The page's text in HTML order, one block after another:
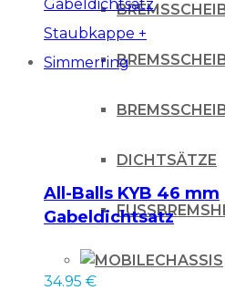
DICHTSÄTZE
CHASSIS
All-Balls KYB 46 mm
Gabeldichtsatz
Simmerring
34.95 €